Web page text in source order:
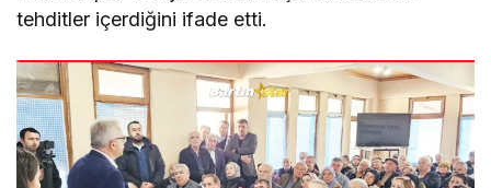
tehditler içerdiğini ifade etti.